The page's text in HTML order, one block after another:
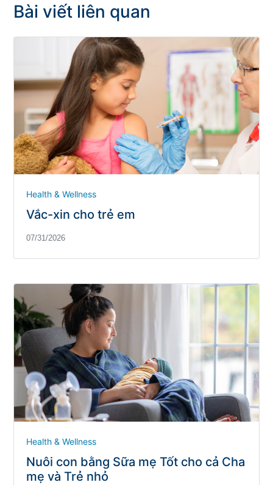
Bài viết liên quan
Health & Wellness
Vắc-xin cho trẻ em
07/31/2026
Health & Wellness
Nuôi con bằng Sữa mẹ Tốt cho cả Cha
mẹ và Trẻ nhỏ